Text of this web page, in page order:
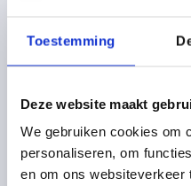
Toestemming
Deze website maakt
We gebruiken cookies om
personaliseren, om
en om ons websiteverkeer
BOUTON MOLETÉ
D1=21, H=22,
COMP:ACIER